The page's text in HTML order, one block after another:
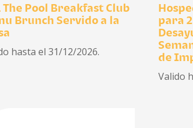
The Pool Breakfast Club
Brunch Servido a la
hasta el 31/12/2026.
para
de
Valido